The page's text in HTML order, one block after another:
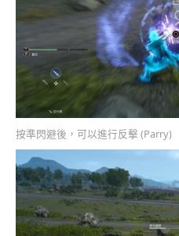
按準閃避後，可以進行反擊 (Parry)